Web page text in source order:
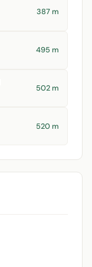
387 m
495 m
502 m
520 m